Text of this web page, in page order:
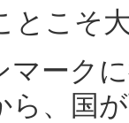
とこそ
マーク
ら、国